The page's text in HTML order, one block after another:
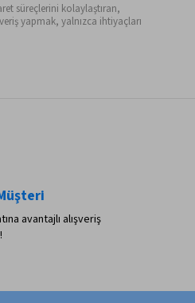
süreçlerini kolaylaştıran,
yapmak, yalnızca ihtiyaçları
avantajlı alışveriş